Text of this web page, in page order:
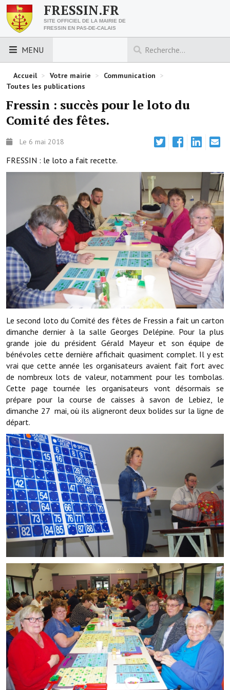
FRESSIN.FR
SITE OFFICIEL DE LA MAIRIE DE
FRESSIN EN PAS-DE-CALAIS
MENU
LES ESSENTIELS
Découvrez Fressin
Venir à Fressin
Urbanisme
Nous contacter
Les foulées fressinoises
ACCÈS RAPIDE
Démarches administratives
Projets et travaux en cours
Fêtes et manifestations
Terrains et maisons à vendre
VOTRE MAIRIE
Elus et agents
L'équipe municipale
Le personnel municipal
Les moyens financiers
Note de synthèse financière
Rapport d'orientation budgétaire
Actions et projets
Projets et travaux en cours
Procès verbaux des conseils municipaux
Communication
Le bulletin municipal : Fressinfo & Le Fressinois
Toutes les publications
Le village dans l'intercommunalité
Communauté de communes
Autres groupements
Accueil > Votre mairie > Communication >
Toutes les publications
Fressin : succès pour le loto du
Comité des fêtes.
Le 6 mai 2018
FRESSIN : le loto a fait recette.
Le second loto du Comité des fêtes de Fressin a fait un carton
dimanche dernier à la salle Georges Delépine. Pour la plus
grande joie du président Gérald Mayeur et son équipe de
bénévoles cette dernière affichait quasiment complet. Il y est
vrai que cette année les organisateurs avaient fait fort avec
de nombreux lots de valeur, notamment pour les tombolas.
Cette page tournée les organisateurs vont désormais se
prépare pour la course de caisses à savon de Lebiez, le
dimanche 27 mai, où ils aligneront deux bolides sur la ligne de
départ.